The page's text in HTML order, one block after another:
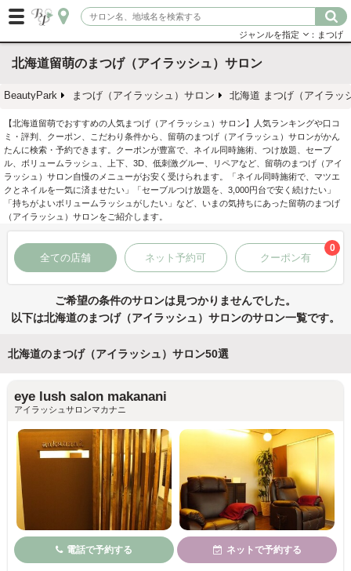
ジャンルを指定 ：まつげ
北海道留萌のまつげ（アイラッシュ）サロン
BeautyPark まつげ（アイラッシュ）サロン 北海道 まつげ（アイラッ
【北海道留萌でおすすめの人気まつげ（アイラッシュ）サロン】人気ランキングや口コ
ミ・評判、クーポン、こだわり条件から、留萌のまつげ（アイラッシュ）サロンがかん
たんに検索・予約できます。クーポンが豊富で、ネイル同時施術、つけ放題、セーブ
ル、ボリュームラッシュ、上下、3D、低刺激グルー、リペアなど、留萌のまつげ（アイ
ラッシュ）サロン自慢のメニューがお安く受けられます。「ネイル同時施術で、マツエ
クとネイルを一気に済ませたい」「セーブルつけ放題を、3,000円台で安く続けたい」
「持ちがよいボリュームラッシュがしたい」など、いまの気持ちにあった留萌のまつげ
（アイラッシュ）サロンをご紹介します。
全ての店舗 ネット予約可 クーポン有
0
ご希望の条件のサロンは見つかりませんでした。
以下は北海道のまつげ（アイラッシュ）サロンのサロン一覧です。
北海道のまつげ（アイラッシュ）サロン50選
eye lush salon makanani
アイラッシュサロンマカナニ
電話で予約する ネットで予約する